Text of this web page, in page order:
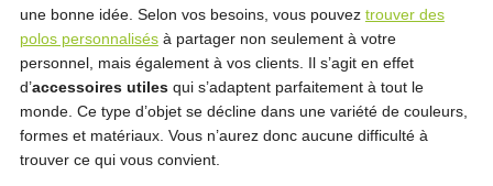
une bonne idée. Selon vos besoins, vous pouvez trouver des
polos personnalisésà partager non seulement à votre
personnel, mais également à vos clients. Il s’agit en effet
d’accessoires utilesqui s’adaptent parfaitement à tout le
monde. Ce type d’objet se décline dans une variété de couleurs,
formes et matériaux. Vous n’aurez donc aucune difficulté à
trouver ce qui vous convient.